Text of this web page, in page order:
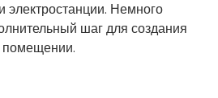
электростанции. Немного
шаг для создания